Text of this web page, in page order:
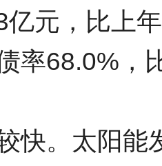
亿元，比上
率68.0%，
快。太阳能